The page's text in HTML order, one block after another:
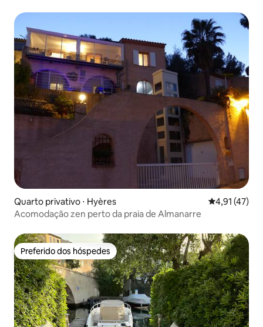
Quarto privativo ⋅ Hyères 4,91 de uma
4,91 (47)
Acomodação zen perto da praia de Almanarre
Preferido dos hóspedes
Preferido dos hóspedes